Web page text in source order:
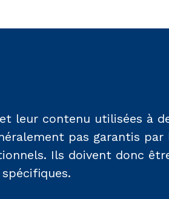
leur contenu utilisées à
pas garantis
Ils doivent donc